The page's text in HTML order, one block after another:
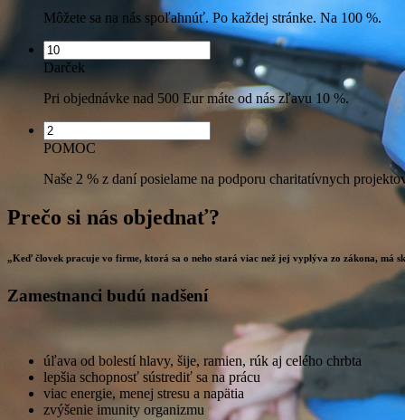
Môžete sa na nás spoľahnúť. Po každej stránke. Na 100 %.
Darček
Pri objednávke nad 500 Eur máte od nás zľavu 10 %.
POMOC
Naše 2 % z daní posielame na podporu charitatívnych
Prečo si nás objednať?
„Keď človek pracuje vo firme, ktorá sa o neho stará viac než jej vyplýva zo zákona, má
Zamestnanci budú nadšení
úľava od bolestí hlavy, šije, ramien, rúk aj celého chrbta
lepšia schopnosť sústrediť sa na prácu
viac energie, menej stresu a napätia
zvýšenie imunity organizmu